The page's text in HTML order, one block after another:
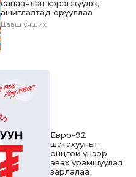
санаачлан хэрэгжүүлж,
ашиглалтад орууллаа
Цааш унших
Евро-92
шатахууныг
онцгой үнээр
авах урамшуулал
зарлалаа